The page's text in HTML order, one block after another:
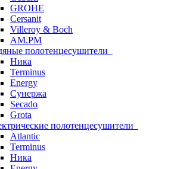
GROHE
Cersanit
Villeroy & Boch
AM.PM
полотенцесушители
Ника
Terminus
Energy
Сунержа
Secado
Grota
полотенцесушители
Atlantic
Terminus
Ника